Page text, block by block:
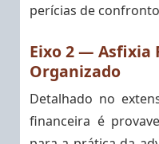
perícias de
Eixo 2 — Asfixia
Organizado
Detalhado no
financeira é